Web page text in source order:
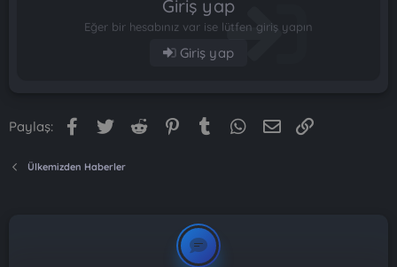
Giriş yap
Eğer bir hesabınız var ise lütfen giriş yapın
Giriş yap
Paylaş: Facebook
Twitter Reddit PinterestTumblr WhatsApp
E-posta
Ülkemizden Haberler